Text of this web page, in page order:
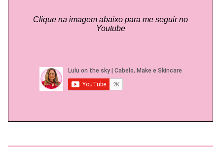
Clique na imagem abaixo para me seguir no
Youtube